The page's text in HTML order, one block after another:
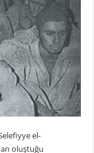
el-
oluştuğu